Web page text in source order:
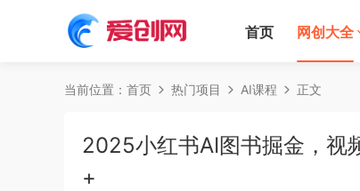
首页 网创大全
当前位置： 首页 热门项目 AI课程 正文
2025小红书AI图书掘金，视
+